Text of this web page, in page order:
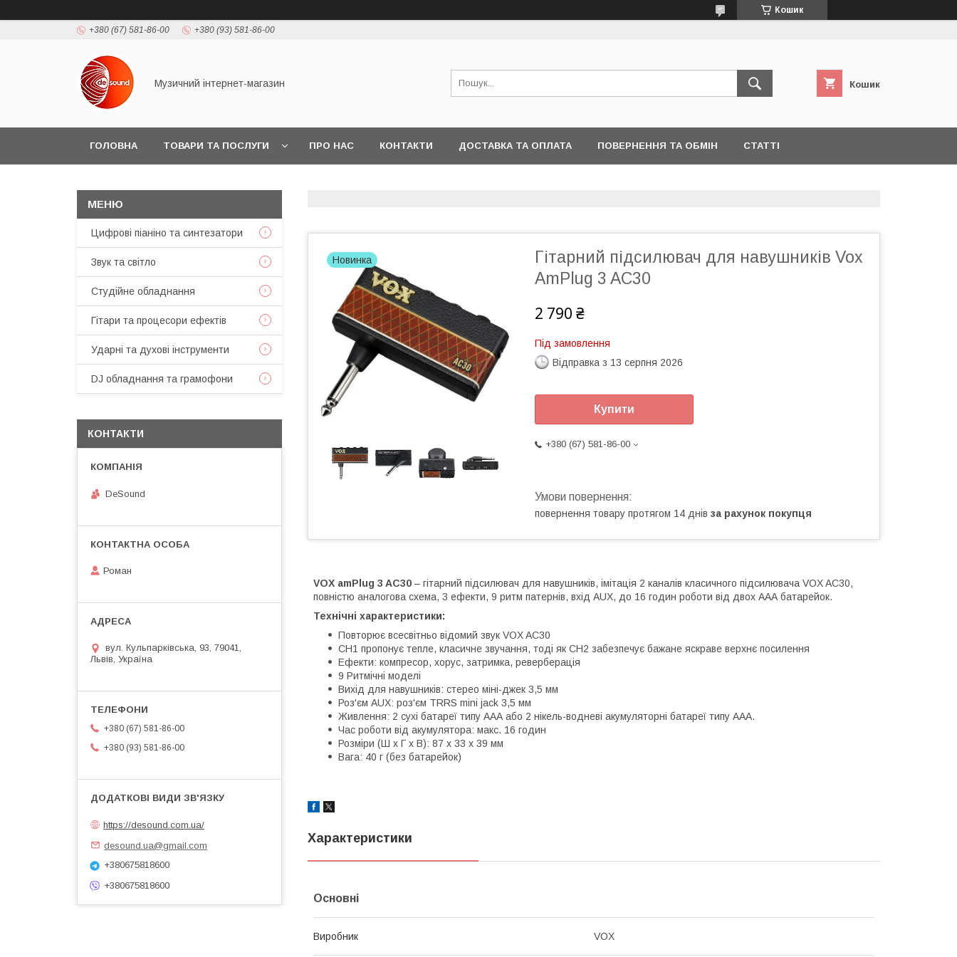
Кошик
+380 (67) 581-86-00 +380 (93) 581-86-00
Музичний інтернет-магазин Кошик
ГОЛОВНА ТОВАРИ ТА ПОСЛУГИ ПРО НАС КОНТАКТИ ДОСТАВКА ТА ОПЛАТА ПОВЕРНЕННЯ ТА ОБМІН СТАТТІ
Новинка
Гітарний підсилювач для навушників Vox
AmPlug 3 AC30
2 790 ₴
Під замовлення
Відправка з 13 серпня 2026
Купити
+380 (67) 581-86-00
повернення товару протягом 14 днів за рахунок покупця
VOX amPlug 3 AC30 – гітарний підсилювач для навушників, імітація 2 каналів класичного підсилювача VOX AC30,
повністю аналогова схема, 3 ефекти, 9 ритм патернів, вхід AUX, до 16 годин роботи від двох ААА батарейок.
Технічні характеристики:
Повторює всесвітньо відомий звук VOX AC30
CH1 пропонує тепле, класичне звучання, тоді як CH2 забезпечує бажане яскраве верхнє посилення
Ефекти: компресор, хорус, затримка, реверберація
9 Ритмічні моделі
Вихід для навушників: стерео міні-джек 3,5 мм
Роз'єм AUX: роз'єм TRRS mini jack 3,5 мм
Живлення: 2 сухі батареї типу ААА або 2 нікель-водневі акумуляторні батареї типу ААА.
Час роботи від акумулятора: макс. 16 годин
Розміри (Ш x Г x В): 87 x 33 x 39 мм
Вага: 40 г (без батарейок)
Характеристики
Основні
Виробник VOX
Цифрові піаніно та синтезатори
Звук та світло
Студійне обладнання
Гітари та процесори ефектів
Ударні та духові інструменти
DJ обладнання та грамофони
КОНТАКТИ
DeSound
Роман
вул. Кульпарківська, 93, 79041,
Львів, Україна
+380 (67) 581-86-00
+380 (93) 581-86-00
https://desound.com.ua/
desound.ua@gmail.com
+380675818600
+380675818600